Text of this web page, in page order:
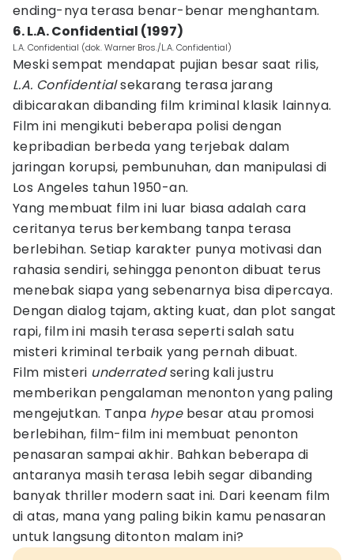
ending-nya terasa benar-benar menghantam.
6. L.A. Confidential (1997)
L.A. Confidential (dok. Warner Bros./L.A. Confidential)
Meski sempat mendapat pujian besar saat rilis,
L.A. Confidentialsekarang terasa jarang
dibicarakan dibanding film kriminal klasik lainnya.
Film ini mengikuti beberapa polisi dengan
kepribadian berbeda yang terjebak dalam
jaringan korupsi, pembunuhan, dan manipulasi di
Los Angeles tahun 1950-an.
Yang membuat film ini luar biasa adalah cara
ceritanya terus berkembang tanpa terasa
berlebihan. Setiap karakter punya motivasi dan
rahasia sendiri, sehingga penonton dibuat terus
menebak siapa yang sebenarnya bisa dipercaya.
Dengan dialog tajam, akting kuat, dan plot sangat
rapi, film ini masih terasa seperti salah satu
misteri kriminal terbaik yang pernah dibuat.
Film misteri underratedsering kali justru
memberikan pengalaman menonton yang paling
mengejutkan. Tanpa hype besar atau promosi
berlebihan, film-film ini membuat penonton
penasaran sampai akhir. Bahkan beberapa di
antaranya masih terasa lebih segar dibanding
banyak thriller modern saat ini. Dari keenam film
di atas, mana yang paling bikin kamu penasaran
untuk langsung ditonton malam ini?